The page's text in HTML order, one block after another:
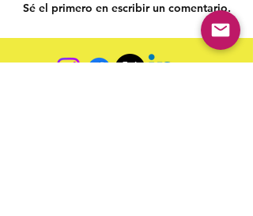
Sé el primero en escribir un comentario.